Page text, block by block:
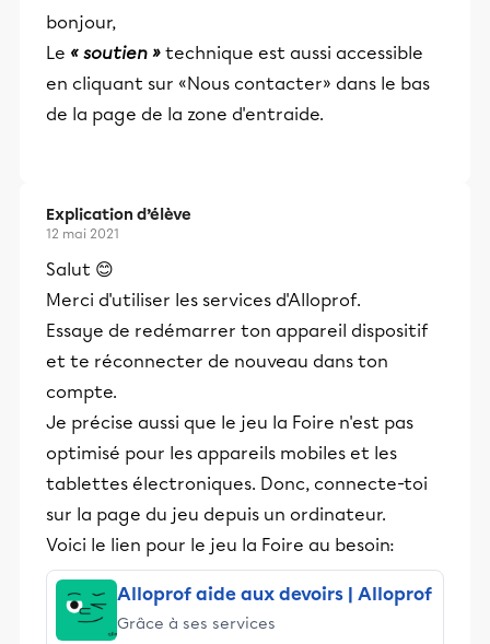
bonjour,
Le « soutien » technique est aussi accessible
en cliquant sur «Nous contacter» dans le bas
de la page de la zone d'entraide.
Explication d’élève
12 mai 2021
Salut 😊
Merci d'utiliser les services d'Alloprof.
Essaye de redémarrer ton appareil dispositif
et te réconnecter de nouveau dans ton
compte.
Je précise aussi que le jeu la Foire n'est pas
optimisé pour les appareils mobiles et les
tablettes électroniques. Donc, connecte-toi
sur la page du jeu depuis un ordinateur.
Voici le lien pour le jeu la Foire au besoin:
Alloprof aide aux devoirs | Alloprof
Grâce à ses services